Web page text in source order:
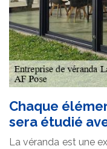
Chaque
sera étudié
La véranda est une